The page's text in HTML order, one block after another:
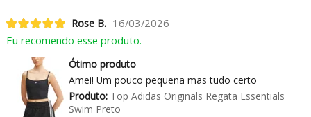
Rose B. 16/03/2026
Eu recomendo esse produto.
Ótimo produto
Amei! Um pouco pequena mas tudo certo
Produto:Top Adidas Originals Regata Essentials
Swim Preto